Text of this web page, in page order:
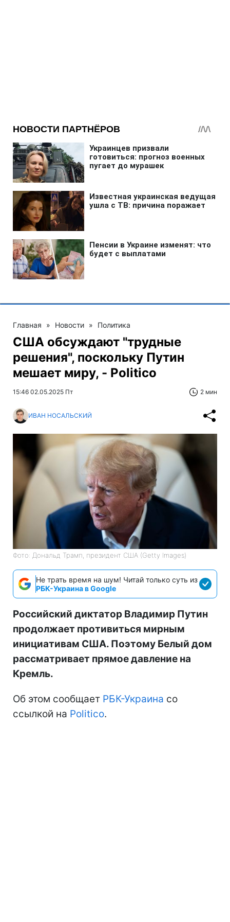
Главная » Новости » Политика
США обсуждают "трудные
решения", поскольку Путин
мешает миру, - Politico
15:46 02.05.2025 Пт 2 мин
ИВАН НОСАЛЬСКИЙ
Фото: Дональд Трамп, президент США (Getty Images)
Не трать время на шум! Читай только суть из
РБК-Украина в Google
Российский диктатор Владимир Путин
продолжает противиться мирным
инициативам США. Поэтому Белый дом
рассматривает прямое давление на
Кремль.
Об этом сообщает РБК-Украина со
ссылкой на Politico.